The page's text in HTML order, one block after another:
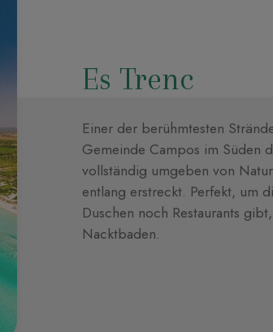
Es Trenc
Einer der berühmtesten
Gemeinde Campos im Süden
vollständig umgeben von
entlang erstreckt. Perfekt, um
Duschen noch Restaurants
Nacktbaden.